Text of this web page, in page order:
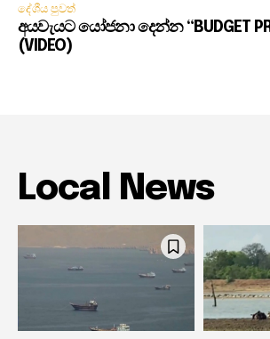
දේශීය පුවත්
අයවැයට යෝජනා දෙන්න “BUDGET
(VIDEO)
Local News